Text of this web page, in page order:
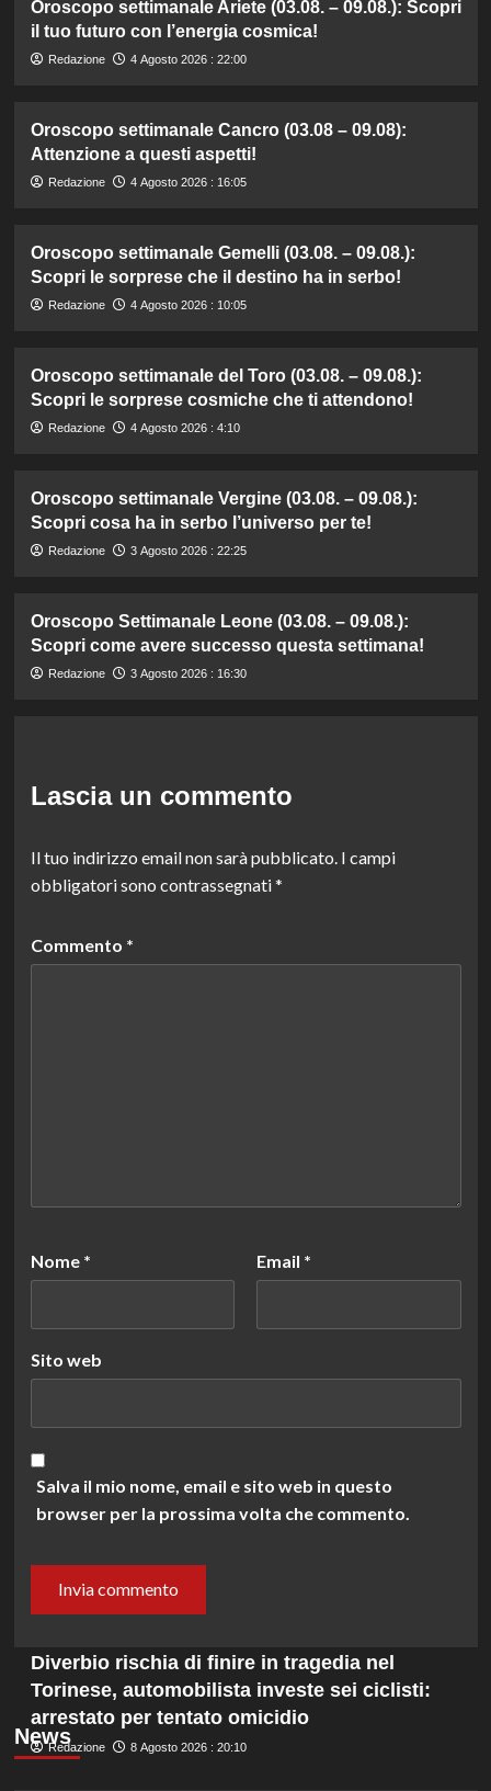
Oroscopo settimanale Ariete (03.08. – 09.08.): Scopri
il tuo futuro con l’energia cosmica!
Redazione 4 Agosto 2026 : 22:00
Oroscopo settimanale Cancro (03.08 – 09.08):
Attenzione a questi aspetti!
Redazione 4 Agosto 2026 : 16:05
Oroscopo settimanale Gemelli (03.08. – 09.08.):
Scopri le sorprese che il destino ha in serbo!
Redazione 4 Agosto 2026 : 10:05
Oroscopo settimanale del Toro (03.08. – 09.08.):
Scopri le sorprese cosmiche che ti attendono!
Redazione 4 Agosto 2026 : 4:10
Oroscopo settimanale Vergine (03.08. – 09.08.):
Scopri cosa ha in serbo l’universo per te!
Redazione 3 Agosto 2026 : 22:25
Oroscopo Settimanale Leone (03.08. – 09.08.):
Scopri come avere successo questa settimana!
Redazione 3 Agosto 2026 : 16:30
Lascia un commento
Il tuo indirizzo email non sarà pubblicato. I campi
obbligatori sono contrassegnati*
Commento *
Nome * Email *
Sito web
Salva il mio nome, email e sito web in questo
browser per la prossima volta che commento.
News
Diverbio rischia di finire in tragedia nel
Torinese, automobilista investe sei ciclisti:
arrestato per tentato omicidio
Redazione 8 Agosto 2026 : 20:10